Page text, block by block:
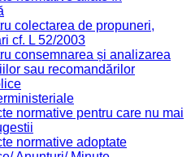
colectarea de propuneri,
cf. L 52/2003
consemnarea și analizarea
sau recomandărilor
normative pentru care nu mai
normative adoptate